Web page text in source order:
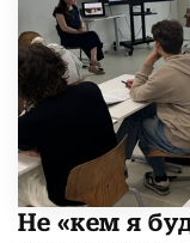
Не «кем я